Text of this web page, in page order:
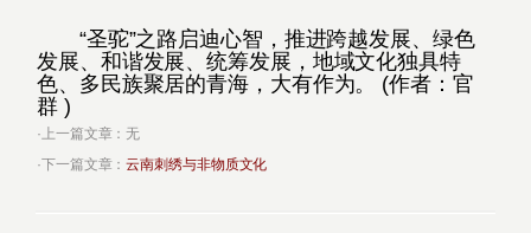
“圣驼”之路启迪心智，推进跨越发展、绿色
发展、和谐发展、统筹发展，地域文化独具特
色、多民族聚居的青海，大有作为。 (作者：官
群 )
·上一篇文章：无
·下一篇文章：云南刺绣与非物质文化